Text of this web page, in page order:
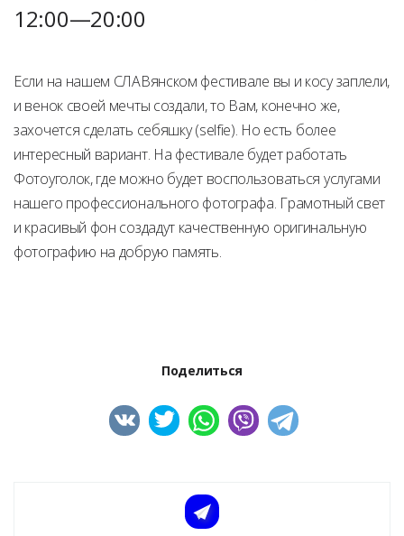
12:00—20:00
Если на нашем СЛАВянском фестивале вы и косу заплели,
и венок своей мечты создали, то Вам, конечно же,
захочется сделать себяшку (selfie). Но есть более
интересный вариант. На фестивале будет работать
Фотоуголок, где можно будет воспользоваться услугами
нашего профессионального фотографа. Грамотный свет
и красивый фон создадут качественную оригинальную
фотографию на добрую память.
Поделиться